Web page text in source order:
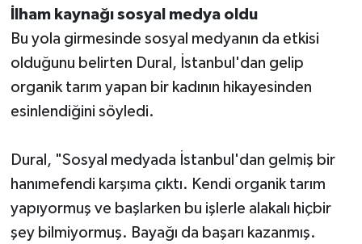
İlham kaynağı sosyal medya oldu
Bu yola girmesinde sosyal medyanın da etkisi
olduğunu belirten Dural, İstanbul'dan gelip
organik tarım yapan bir kadının hikayesinden
esinlendiğini söyledi.
Dural, "Sosyal medyada İstanbul'dan gelmiş bir
hanımefendi karşıma çıktı. Kendi organik tarım
yapıyormuş ve başlarken bu işlerle alakalı hiçbir
şey bilmiyormuş. Bayağı da başarı kazanmış.